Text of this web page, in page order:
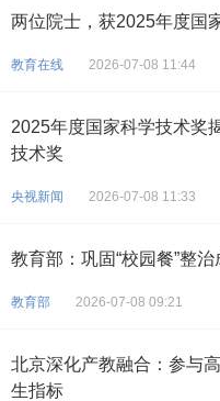
两位院士，获2025年度国
教育在线 2026-07-08 11:44
2025年度国家科学技术奖
技术奖
央视新闻 2026-07-08 11:33
教育部：巩固“校园餐”整
教育部 2026-07-08 09:21
北京深化产教融合：参与
生指标